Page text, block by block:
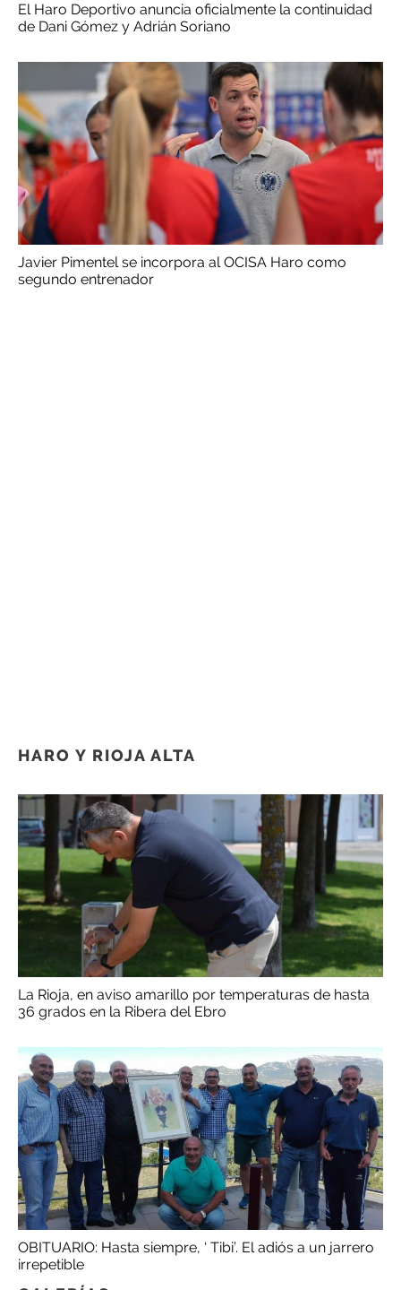
El Haro Deportivo anuncia oficialmente la continuidad
de Dani Gómez y Adrián Soriano
Javier Pimentel se incorpora al OCISA Haro como
segundo entrenador
HARO Y RIOJA ALTA
La Rioja, en aviso amarillo por temperaturas de hasta
36 grados en la Ribera del Ebro
OBITUARIO: Hasta siempre, ‘ Tibi’. El adiós a un jarrero
irrepetible